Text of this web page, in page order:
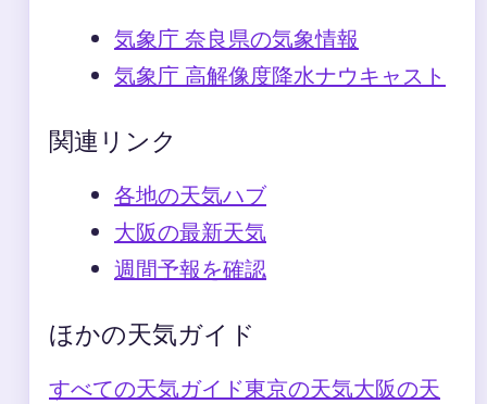
気象庁 奈良県の気象情報
気象庁 高解像度降水ナウキャスト
関連リンク
各地の天気ハブ
大阪の最新天気
週間予報を確認
ほかの天気ガイド
すべての天気ガイド東京の天気大阪の天